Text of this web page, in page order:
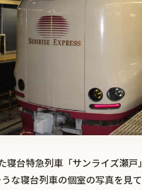
台特急列車「サンライズ瀬
な寝台列車の個室の写真を見